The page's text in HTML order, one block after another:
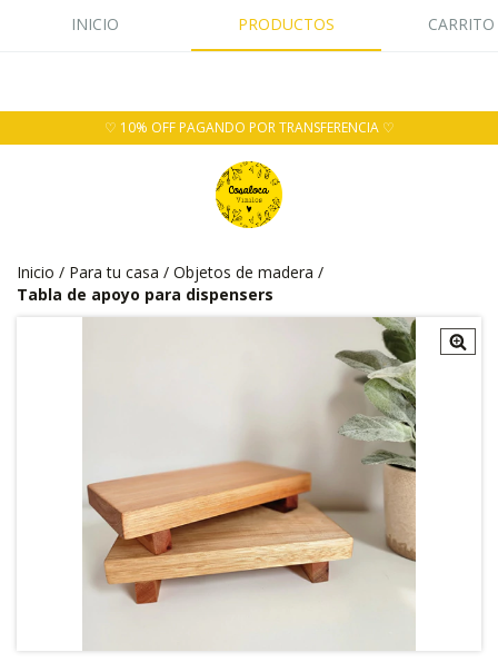
INICIO PRODUCTOS CARRITO
♡ 10% OFF PAGANDO POR TRANSFERENCIA ♡
Inicio / Para tu casa / Objetos de madera /
Tabla de apoyo para dispensers